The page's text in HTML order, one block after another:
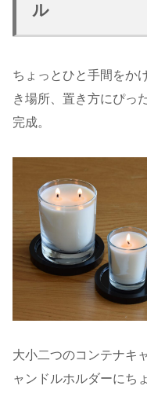
ル
ちょっとひと手間をか
き場所、置き方にぴっ
完成。
大小二つのコンテナキ
ャンドルホルダーにち